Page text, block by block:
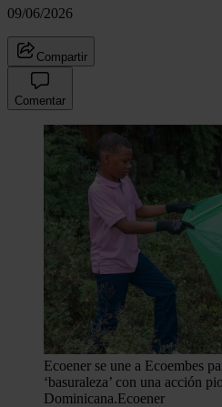
09/06/2026
Compartir
Comentar
Ecoener se une a Ecoembes
‘basuraleza’ con una acción
Dominicana.Ecoener